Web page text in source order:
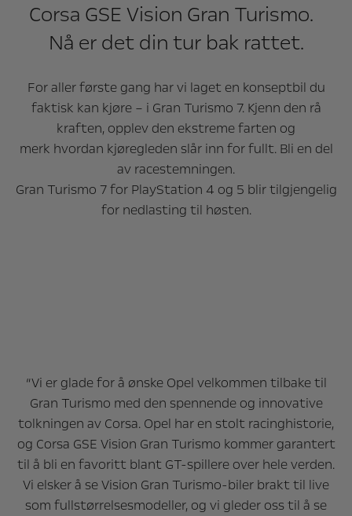
Corsa GSE Vision Gran Turismo.
Nå er det din tur bak rattet.
For aller første gang har vi laget en konseptbil du
faktisk kan kjøre – i Gran Turismo 7. Kjenn den rå
kraften, opplev den ekstreme farten og
merk hvordan kjøregleden slår inn for fullt. Bli en del
av racestemningen.
Gran Turismo 7 for PlayStation 4 og 5 blir tilgjengelig
for nedlasting til høsten.
“Vi er glade for å ønske Opel velkommen tilbake til
Gran Turismo med den spennende og innovative
tolkningen av Corsa. Opel har en stolt racinghistorie,
og Corsa GSE Vision Gran Turismo kommer garantert
til å bli en favoritt blant GT-spillere over hele verden.
Vi elsker å se Vision Gran Turismo-biler brakt til live
som fullstørrelsesmodeller, og vi gleder oss til å se